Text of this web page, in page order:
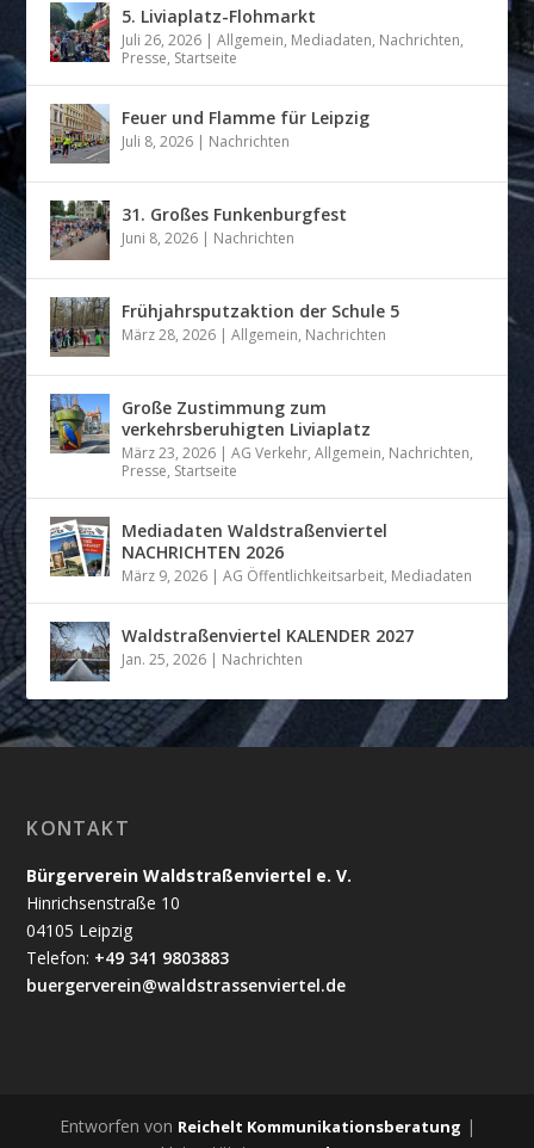
5. Liviaplatz-Flohmarkt
Juli 26, 2026 |Allgemein, Mediadaten, Nachrichten,
Presse, Startseite
Feuer und Flamme für Leipzig
Juli 8, 2026 | Nachrichten
31. Großes Funkenburgfest
Juni 8, 2026 | Nachrichten
Frühjahrsputzaktion der Schule 5
März 28, 2026 |Allgemein, Nachrichten
Große Zustimmung zum
verkehrsberuhigten Liviaplatz
März 23, 2026 |AG Verkehr,Allgemein, Nachrichten,
Presse, Startseite
Mediadaten Waldstraßenviertel
NACHRICHTEN 2026
März 9, 2026 |AG Öffentlichkeitsarbeit, Mediadaten
Waldstraßenviertel KALENDER 2027
Jan. 25, 2026 | Nachrichten
KONTAKT
Bürgerverein Waldstraßenviertel e. V.
Hinrichsenstraße 10
04105 Leipzig
Telefon: +49 341 9803883
buergerverein@waldstrassenviertel.de
Entworfen von Reichelt Kommunikationsberatung |